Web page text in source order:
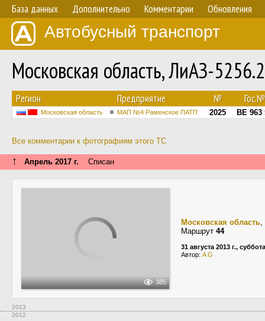
База данных Дополнительно Комментарии Обновления
Автобусный транспорт
Московская область, ЛиАЗ-
Регион Предприятие № Гос.№
Московская область МАП №4 Раменское ПАТП 2025 ВЕ 963
Все комментарии к фотографиям этого ТС
↑ Апрель 2017 г. Списан
385
Московская область,
Маршрут 44
31 августа 2013 г., суббота
Автор: A G
2013
2012